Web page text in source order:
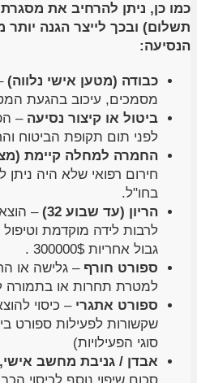
כמו כן, ניתן להרחיב את
תשלום) ובכך לייצר הגנה
הנסיעה:
כבודה (מטען אישי נלווה)
מסמכים, עיכוב בהגעת
ביטול או קיצור נסיעה –
לפני תום תקופת הביטוח
החמרה למחלה קיימת
חירום רפואי שלא היה ניתן
בחו"ל.
הריון (עד שבוע 32)
–
לרבות לידה מוקדמת
גבול אחריות 300000$ .
ספורט חורף – גלישה או
למטרת תחרות או בתמורה
ספורט אתגרי – כיסוי
שקשורות לפעילות ספורט
סוגי הפעילויות)
אבדן / גניבת מחשב